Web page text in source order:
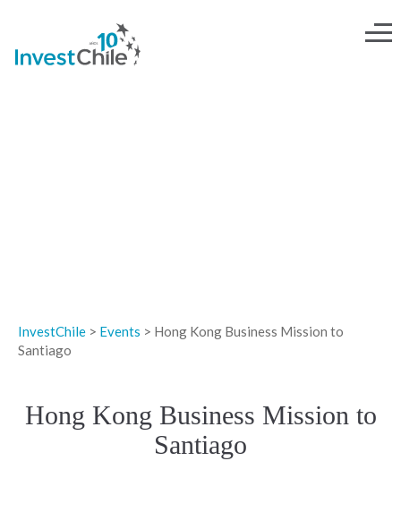
InvestChile > Events > Hong Kong Business Mission to
Santiago
Hong Kong Business Mission to
Santiago